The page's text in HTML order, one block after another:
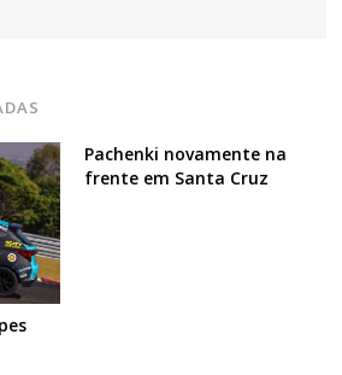
Pachenki novamente na
frente em Santa Cruz